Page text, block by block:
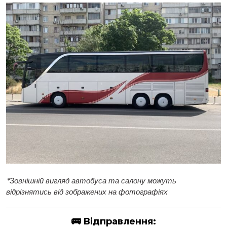
*Зовнішній вигляд автобуса та салону можуть
відрізнятись від зображених на фотографіях
🚌 Відправлення: